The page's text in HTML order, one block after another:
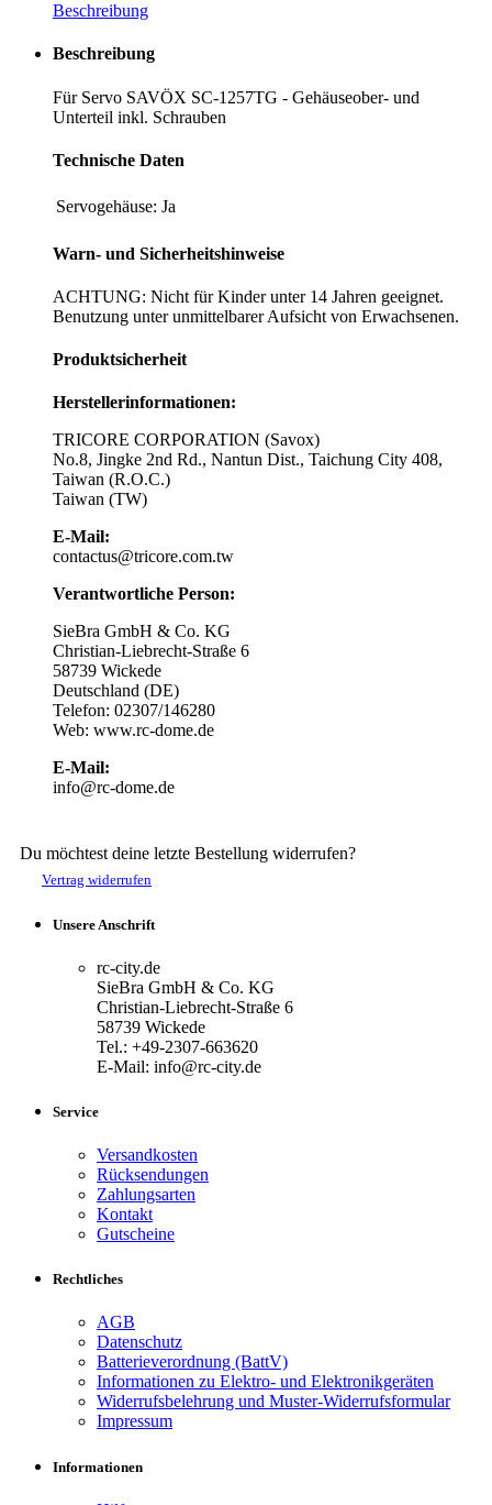
Beschreibung
Beschreibung
Für Servo SAVÖX SC-1257TG - Gehäuseober- und
Unterteil inkl. Schrauben
Technische Daten
Servogehäuse: Ja
Warn- und Sicherheitshinweise
ACHTUNG: Nicht für Kinder unter 14 Jahren geeignet.
Benutzung unter unmittelbarer Aufsicht von Erwachsenen.
Produktsicherheit
Herstellerinformationen:
TRICORE CORPORATION (Savox)
No.8, Jingke 2nd Rd., Nantun Dist., Taichung City 408,
Taiwan (R.O.C.)
Taiwan (TW)
E-Mail:
contactus@tricore.com.tw
Verantwortliche Person:
SieBra GmbH & Co. KG
Christian-Liebrecht-Straße 6
58739 Wickede
Deutschland (DE)
Telefon: 02307/146280
Web: www.rc-dome.de
E-Mail:
info@rc-dome.de
Du möchtest deine letzte Bestellung widerrufen?
Vertrag widerrufen
Unsere Anschrift
rc-city.de
SieBra GmbH & Co. KG
Christian-Liebrecht-Straße 6
58739 Wickede
Tel.: +49-2307-663620
E-Mail: info@rc-city.de
Service
Versandkosten
Rücksendungen
Zahlungsarten
Kontakt
Gutscheine
Rechtliches
AGB
Datenschutz
Batterieverordnung (BattV)
Informationen zu Elektro- und Elektronikgeräten
Widerrufsbelehrung und Muster-Widerrufsformular
Impressum
Informationen